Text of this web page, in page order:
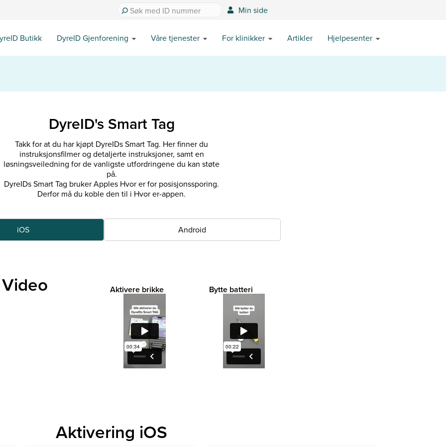
Min side
Butikk DyreID Gjenforening Våre tjenester For klinikker Artikler Hjelpesenter
DyreID's Smart Tag
Takk for at du har kjøpt DyreIDs Smart Tag. Her finner du
instruksjonsfilmer og detaljerte instruksjoner, samt en
løsningsveiledning for de vanligste utfordringene du kan støte
på.
DyreIDs Smart Tag bruker Apples Hvor er for posisjonssporing.
Derfor må du koble den til i Hvor er-appen.
iOS Android
Aktivere brikke Bytte batteri
Aktivering iOS